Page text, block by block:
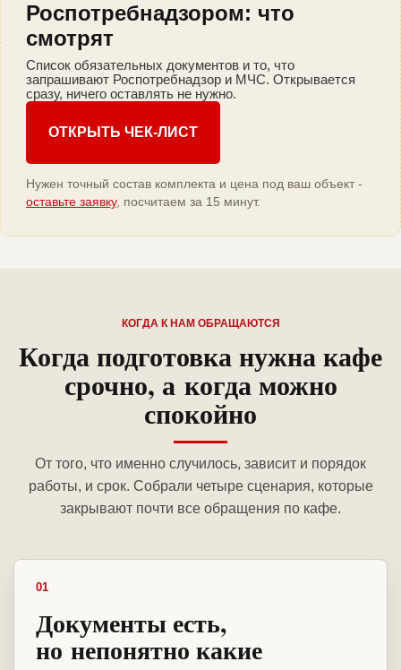
Роспотребнадзором: что
смотрят
Список обязательных документов и то, что
запрашивают Роспотребнадзор и МЧС. Открывается
сразу, ничего оставлять не нужно.
ОТКРЫТЬ ЧЕК-ЛИСТ
Нужен точный состав комплекта и цена под ваш объект -
оставьте заявку, посчитаем за 15 минут.
КОГДА К НАМ ОБРАЩАЮТСЯ
Когда подготовка нужна кафе
срочно, а когда можно
спокойно
От того, что именно случилось, зависит и порядок
работы, и срок. Собрали четыре сценария, которые
закрывают почти все обращения по кафе.
01
Документы есть,
но непонятно какие